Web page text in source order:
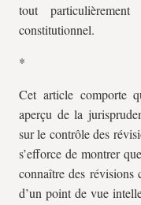
tout
constitutionnel.
*
Cet article comporte
aperçu de la
sur le contrôle des
s’efforce de montrer
connaître des révisions
d’un point de vue